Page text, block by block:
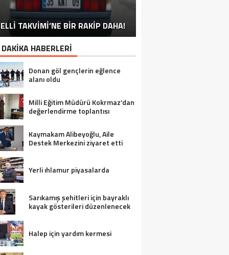
TAKVİMİ’NE BİR RAKİP DAHA!
İYİ ‘KURBAN BAYRAMI’ CAPSLERİ!
SÖYLEMEYEN ESNAF GÖRDÜNÜZ
MÜ?
FOTOĞRAFLARLA HIZAN
FOTOĞRAFLARLA BITLIS
FOTOĞRAFLARLA TATVAN
FOTOĞRAFLARLA GÜROYMAK
FOTOĞRAFLARLA AHLAT
FOTOĞRAFLARLA ADILCEVAZ
FOTOĞRAFLARLA MUTKI
HABERLERİ
Donan göl gençlerin eğlence
alanı oldu
Milli Eğitim Müdürü Kokrmaz’dan
değerlendirme toplantısı
Kaymakam Alibeyoğlu, Aile
Destek Merkezini ziyaret etti
Yerli ıhlamur piyasalarda
Sarıkamış şehitleri için bayraklı
kayak gösterileri düzenlenecek
Halep için yardım kermesi